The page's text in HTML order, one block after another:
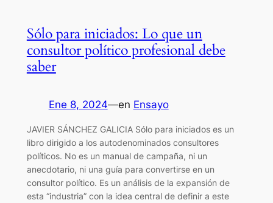
Sólo para iniciados: Lo que un
consultor político profesional debe
saber
Ene 8, 2024—en Ensayo
JAVIER SÁNCHEZ GALICIA Sólo para iniciados es un
libro dirigido a los autodenominados consultores
políticos. No es un manual de campaña, ni un
anecdotario, ni una guía para convertirse en un
consultor político. Es un análisis de la expansión de
esta “industria” con la idea central de definir a este